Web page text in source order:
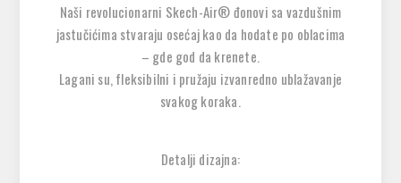
Naši revolucionarni Skech-Air® đonovi sa vazdušnim
jastučićima stvaraju osećaj kao da hodate po oblacima
– gde god da krenete.
Lagani su, fleksibilni i pružaju izvanredno ublažavanje
svakog koraka.
Detalji dizajna: